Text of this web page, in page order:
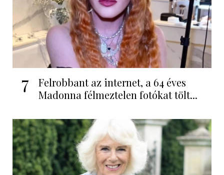
7
Felrobbant az internet, a 64 éves
Madonna félmeztelen fotókat tölt...